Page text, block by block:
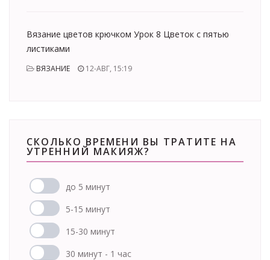
Вязание цветов крючком Урок 8 Цветок с пятью
листиками
ВЯЗАНИЕ 12-АВГ, 15:19
СКОЛЬКО ВРЕМЕНИ ВЫ ТРАТИТЕ НА
УТРЕННИЙ МАКИЯЖ?
до 5 минут
5-15 минут
15-30 минут
30 минут - 1 час